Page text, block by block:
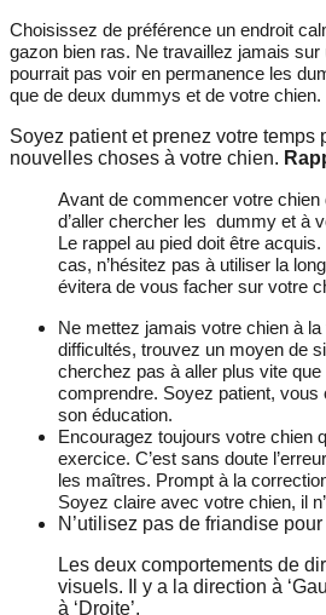
Choisissez de préférence un endroit
gazon bien ras. Ne travaillez jamais sur
pourrait pas voir en permanence les
que de deux dummys et de votre chien.
Soyez patient et prenez votre temps
nouvelles choses à votre chien.
Avant de commencer votre chien
d’aller chercher les dummy et à
Le rappel au pied doit être acquis.
cas, n’hésitez pas à utiliser la
évitera de vous facher sur votre
Ne mettez jamais votre chien à
difficultés, trouvez un moyen de
cherchez pas à aller plus vite que
comprendre. Soyez patient,
son éducation.
Encouragez toujours votre chien
exercice. C’est sans doute
les maîtres. Prompt à la
Soyez claire avec votre chien, il
N’utilisez pas de friandise
Les deux comportements de
visuels. Il y a la direction à
à ‘Droite’.